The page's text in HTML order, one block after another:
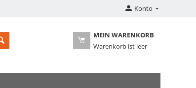
Konto
MEIN WARENKORB
Warenkorb ist leer